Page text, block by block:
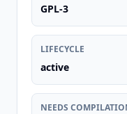
GPL-3
LIFECYCLE
active
NEEDS